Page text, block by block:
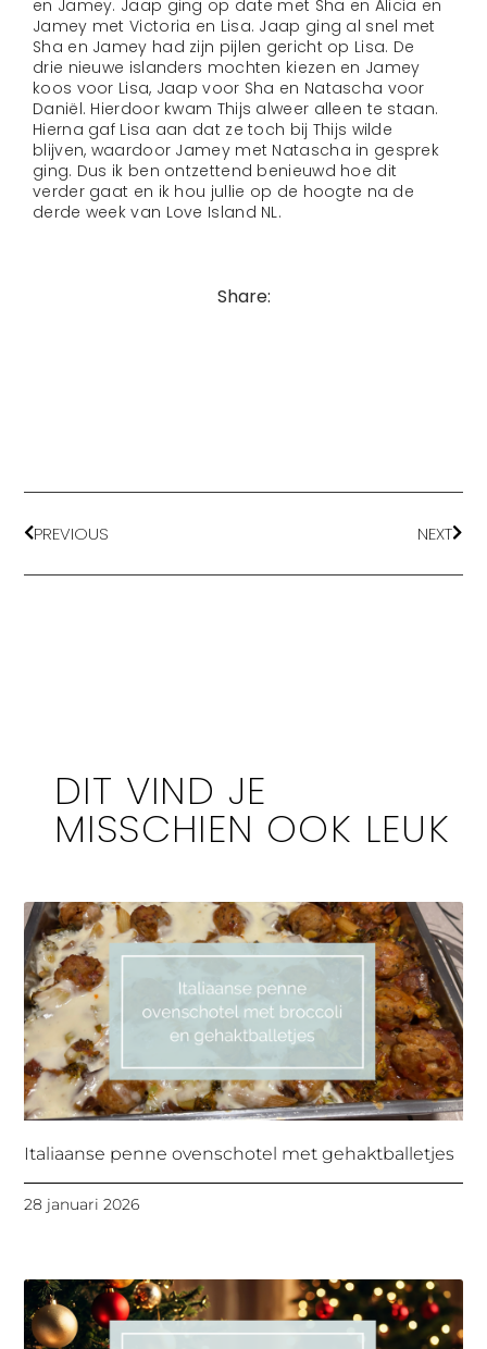
en Jamey. Jaap ging op date met Sha en Alicia en
Jamey met Victoria en Lisa. Jaap ging al snel met
Sha en Jamey had zijn pijlen gericht op Lisa. De
drie nieuwe islanders mochten kiezen en Jamey
koos voor Lisa, Jaap voor Sha en Natascha voor
Daniël. Hierdoor kwam Thijs alweer alleen te staan.
Hierna gaf Lisa aan dat ze toch bij Thijs wilde
blijven, waardoor Jamey met Natascha in gesprek
ging. Dus ik ben ontzettend benieuwd hoe dit
verder gaat en ik hou jullie op de hoogte na de
derde week van Love Island NL.
Share:
PREVIOUS NEXT
DIT VIND JE
MISSCHIEN OOK LEUK
Italiaanse penne ovenschotel met gehaktballetjes
28 januari 2026